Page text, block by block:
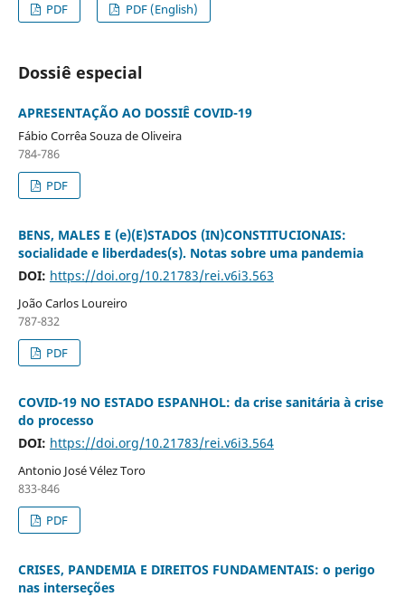
PDF
PDF (English)
Dossiê especial
APRESENTAÇÃO AO DOSSIÊ COVID-19
Fábio Corrêa Souza de Oliveira
784-786
PDF
BENS, MALES E (e)(E)STADOS (IN)CONSTITUCIONAIS:
socialidade e liberdades(s). Notas sobre uma pandemia
DOI: https://doi.org/10.21783/rei.v6i3.563
João Carlos Loureiro
787-832
PDF
COVID-19 NO ESTADO ESPANHOL: da crise sanitária à crise
do processo
DOI: https://doi.org/10.21783/rei.v6i3.564
Antonio José Vélez Toro
833-846
PDF
CRISES, PANDEMIA E DIREITOS FUNDAMENTAIS: o perigo
nas interseções